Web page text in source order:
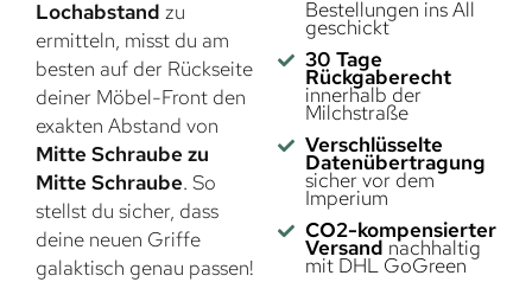
Lochabstand zu
ermitteln, misst du am
besten auf der Rückseite
deiner Möbel-Front den
exakten Abstand von
Mitte Schraube zu
Mitte Schraube. So
stellst du sicher, dass
deine neuen Griffe
galaktisch genau passen!
Bestellungen ins All
geschickt
30 Tage
Rückgaberecht
innerhalb der
Milchstraße
Verschlüsselte
Datenübertragung
sicher vor dem
Imperium
CO2-kompensierter
Versand nachhaltig
mit DHL GoGreen